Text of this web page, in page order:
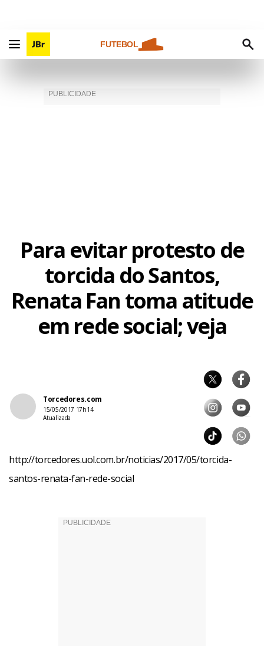
FUTEBOL
Para evitar protesto de
torcida do Santos,
Renata Fan toma atitude
em rede social; veja
Torcedores.com
15/05/2017 17h14
Atualizada
http://torcedores.uol.com.br/noticias/2017/05/torcida-
santos-renata-fan-rede-social